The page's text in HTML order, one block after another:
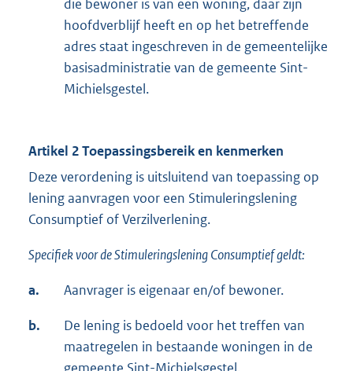
die bewoner is van een woning, daar zijn
hoofdverblijf heeft en op het betreffende
adres staat ingeschreven in de gemeentelijke
basisadministratie van de gemeente Sint-
Michielsgestel.
Artikel 2 Toepassingsbereik en kenmerken
Deze verordening is uitsluitend van toepassing op
lening aanvragen voor een Stimuleringslening
Consumptief of Verzilverlening.
Specifiek voor de Stimuleringslening Consumptief geldt:
a. Aanvrager is eigenaar en/of bewoner.
b.
De lening is bedoeld voor het treffen van
maatregelen in bestaande woningen in de